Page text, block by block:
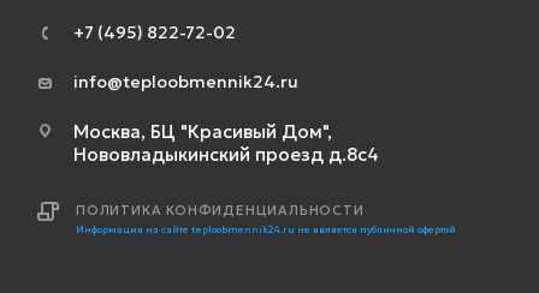
+7 (495) 822-72-02
info@teploobmennik24.ru
Москва, БЦ "Красивый Дом",
Нововладыкинский проезд д.8с4
ПОЛИТИКА КОНФИДЕНЦИАЛЬНОСТИ
Информация на сайте teploobmennik24.ru не является публичной офертой